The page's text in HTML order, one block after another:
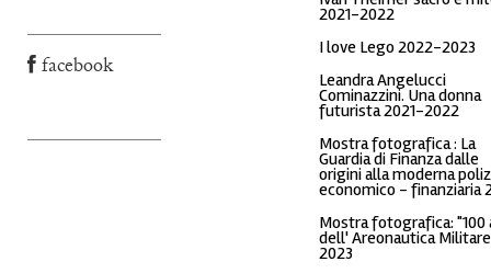
facebook
2021-2022
I love Lego 2022-2023
Leandra Angelucci
Cominazzini. Una donna
futurista 2021-2022
Mostra fotografica : La
Guardia di Finanza dalle
origini alla moderna
economico - finanziaria
Mostra fotografica: "100
dell' Areonautica
2023